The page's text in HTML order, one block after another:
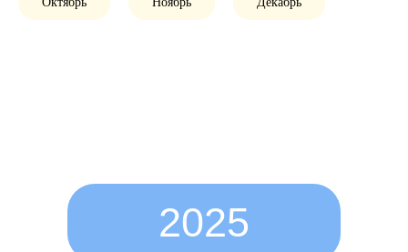
2025